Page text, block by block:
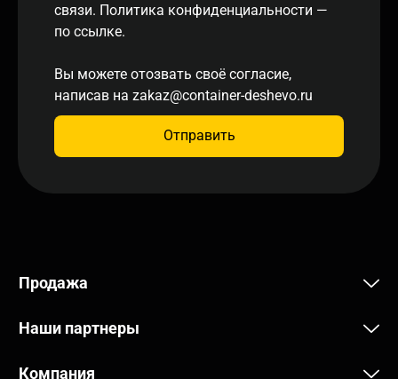
связи. Политика конфиденциальности —
по ссылке.
Вы можете отозвать своё согласие,
написав на zakaz@container-deshevo.ru
Отправить
Продажа
Наши партнеры
Компания